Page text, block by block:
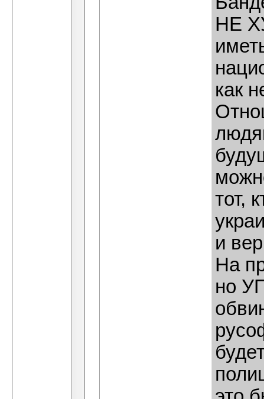
НЕ
как
тот,
и
На
но